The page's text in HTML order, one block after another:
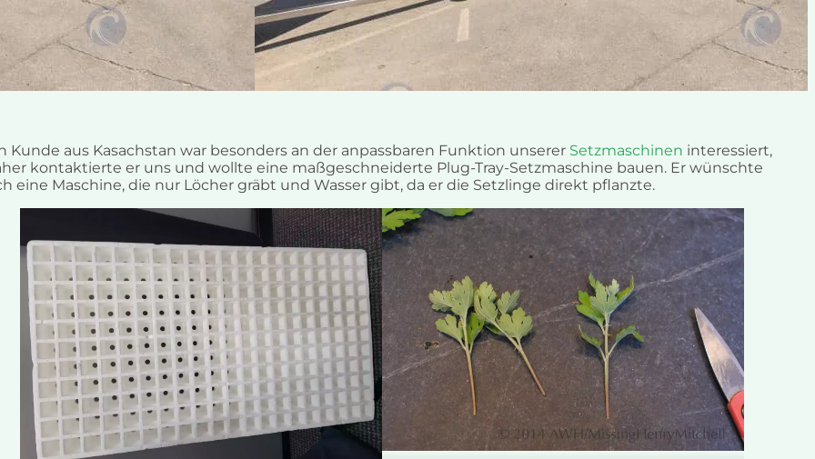
Kunde aus Kasachstan war besonders an der anpassbaren Funktion unserer Setzmaschinen interessiert,
kontaktierte er uns und wollte eine maßgeschneiderte Plug-Tray-Setzmaschine bauen. Er wünschte
eine Maschine, die nur Löcher gräbt und Wasser gibt, da er die Setzlinge direkt pflanzte.